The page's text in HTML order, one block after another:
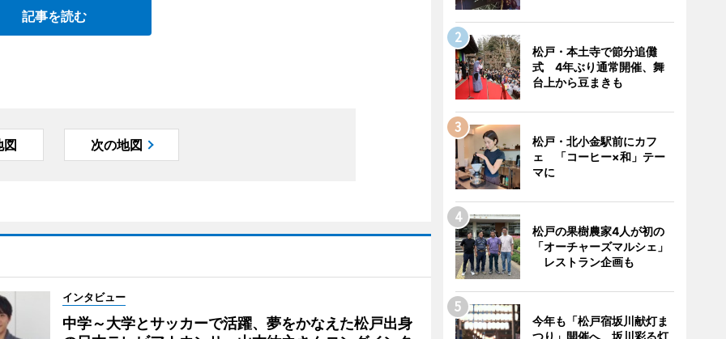
記事を読む
図 次の地図
インタビュー
中学～大学とサッカーで活躍、夢をかなえた松戸出身
松戸・本土寺で節分追儺
式 4年ぶり通常開催、舞
台上から豆まきも
松戸・北小金駅前にカフ
ェ 「コーヒー×和」テー
マに
松戸の果樹農家4人が初の
「オーチャーズマルシェ」
レストラン企画も
今年も「松戸宿坂川献灯ま
つり」開催へ 坂川彩る灯